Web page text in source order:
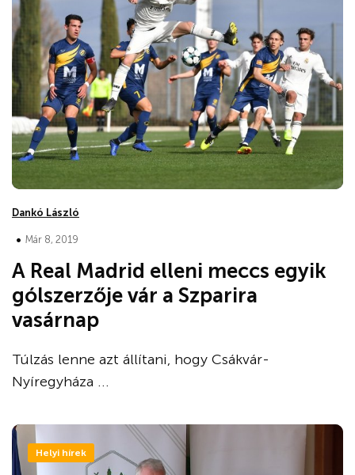
Dankó László
• Már 8, 2019
A Real Madrid elleni meccs egyik
gólszerzője vár a Szparira
vasárnap
Túlzás lenne azt állítani, hogy Csákvár-
Nyíregyháza ...
Helyi hírek